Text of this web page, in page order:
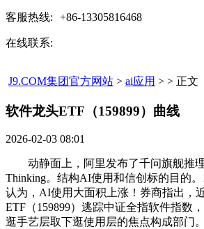
客服热线: +86-13305816468
在线联系:
J9.COM集团官方网站 > ai应用 > > 正文
软件龙头ETF（159899）曲线​
2026-02-03 08:01
动静面上，阿里发布了千问旗舰推理
Thinking。结构AI使用和信创标的目的
认为，AI使用大面积上涨！券商指出，
ETF（159899）逃踪中证全指软件指数
逛手艺层取下逛使用层的焦点构成部门